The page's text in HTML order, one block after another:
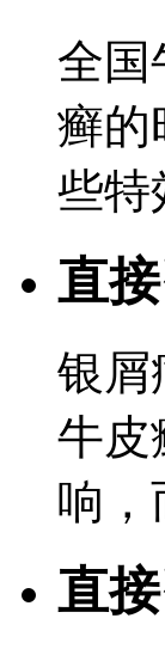
全国
癣的
些
直
银屑
牛皮
响
直